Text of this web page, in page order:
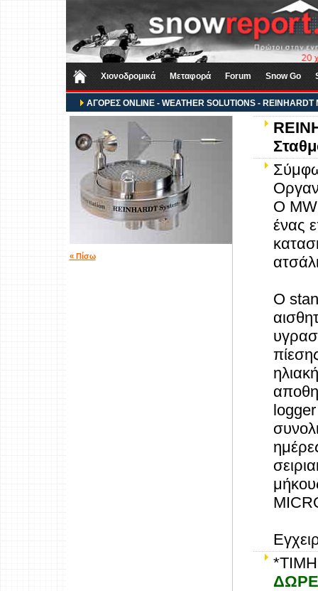
Χιονοδρομικά Μεταφορά Forum Snow Go
ΑΓΟΡΕΣ ONLINE - WEATHER SOLUTIONS - REINHARDT
« Πίσω
O
ένας
Ο